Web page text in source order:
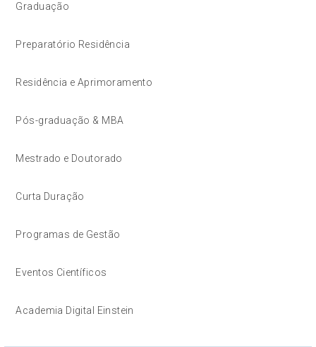
Graduação
Preparatório Residência
Residência e Aprimoramento
Pós-graduação & MBA
Mestrado e Doutorado
Curta Duração
Programas de Gestão
Eventos Científicos
Academia Digital Einstein